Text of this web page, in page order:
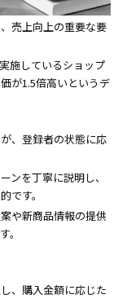
売上向上の重要な要
施しているショップ
が1.5倍高いというデ
、登録者の状態に応
ンを丁寧に説明し、
です。
や新商品情報の提供
。
、購入金額に応じた